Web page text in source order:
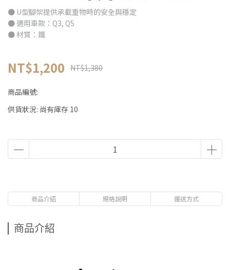
● U型腳架提供承載重物時的安全與穩定
● 適用車款：Q3, Q5
● 材質：鐵
NT$1,200 NT$1,380
商品編號:
供貨狀況: 尚有庫存 10
商品介紹 規格說明 運送方式
商品介紹